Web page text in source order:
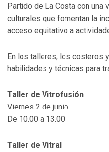
Partido de La Costa con una
culturales que fomentan la
acceso equitativo a
En los talleres, los costeros
habilidades y técnicas para
Taller de Vitrofusión
Viernes 2 de junio
De 10.00 a 13.00
Taller de Vitral